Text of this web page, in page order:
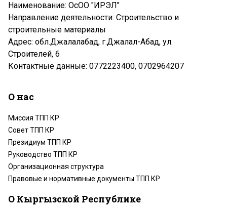
Наименование: ОсОО "ИРЭЛ"
Направление деятельности: Строительство и
строительные материалы
Адрес: обл.Джалалабад, г.Джалал-Абад, ул.
Строителей, 6
Контактные данные: 0772223400, 0702964207
О нас
Миссия ТПП КР
Совет ТПП КР
Президиум ТПП КР
Руководство ТПП КР
Организационная структура
Правовые и нормативные документы ТПП КР
О Кыргызской Республике